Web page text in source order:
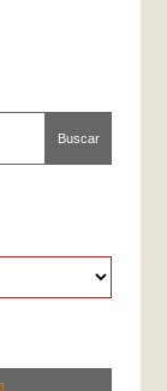
Buscar